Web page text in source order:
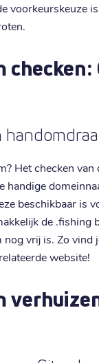
voorkeurskeuze
Het checken
handige
beschikbaar is
de .fishing
vrij is. Zo vind
website!